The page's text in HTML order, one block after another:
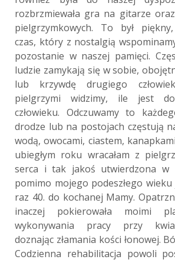
rozbrzmiewała gra na gitarze
pielgrzymkowych. To był
czas, który z nostalgią
pozostanie w naszej pamięci.
ludzie zamykają się w sobie,
lub krzywdę drugiego
pielgrzymi widzimy, ile jest
człowieku. Odczuwamy to
drodze lub na postojach częstują
wodą, owocami, ciastem,
ubiegłym roku wracałam z
serca i tak jakoś utwierdzona w
pomimo mojego podeszłego
raz 40. do kochanej Mamy.
inaczej pokierowała moimi
wykonywania pracy przy
doznając złamania kości łonowej.
Codzienna rehabilitacja powoli